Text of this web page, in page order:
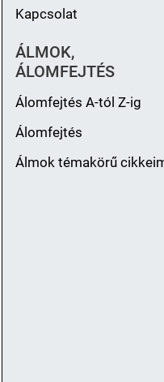
Kapcsolat
ÁLMOK,
ÁLOMFEJTÉS
Álomfejtés A-tól Z-ig
Álomfejtés
Álmok témakörű